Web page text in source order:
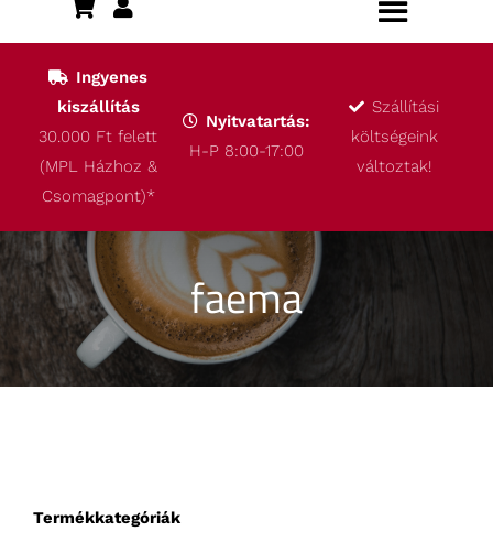
Toggle
Kezdőlap
Termékeink
Robbantott ábrák
Kapcsolat
Ingyenes
kiszállítás
30.000 Ft felett
(MPL Házhoz &
Csomagpont)*
Nyitvatartás:
H-P 8:00-17:00
Szállítási
költségeink
változtak!
faema
Termékkategóriák